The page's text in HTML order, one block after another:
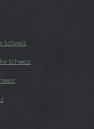
Schweiz
Schweiz